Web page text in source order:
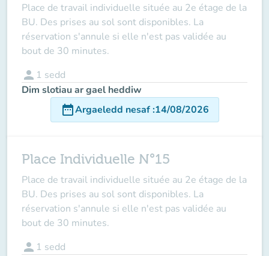
Place de travail individuelle située au 2e étage de la
BU. Des prises au sol sont disponibles. La
réservation s'annule si elle n'est pas validée au
bout de 30 minutes.
person 1 sedd
Dim slotiau ar gael heddiw
date_rangeArgaeledd nesaf:14/08/2026
Place Individuelle N°15
Place de travail individuelle située au 2e étage de la
BU. Des prises au sol sont disponibles. La
réservation s'annule si elle n'est pas validée au
bout de 30 minutes.
person 1 sedd